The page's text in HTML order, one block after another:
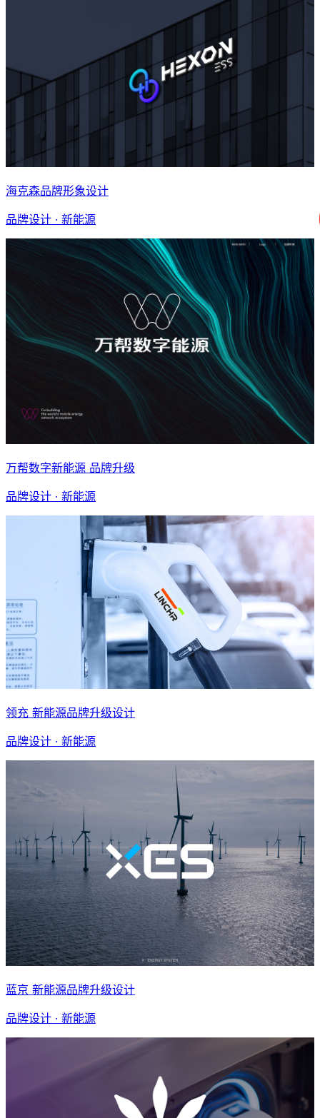
海克森品牌形象设计
品牌设计 · 新能源
万帮数字新能源 品牌升级
品牌设计 · 新能源
领充 新能源品牌升级设计
品牌设计 · 新能源
蓝京 新能源品牌升级设计
品牌设计 · 新能源